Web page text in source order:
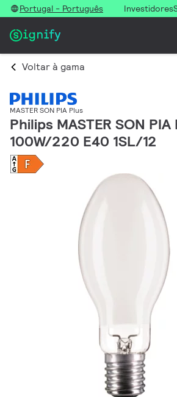
Portugal - Português Investidores
Voltar à gama
MASTER SON PIA Plus
Philips MASTER SON PIA
100W/220 E40 1SL/12